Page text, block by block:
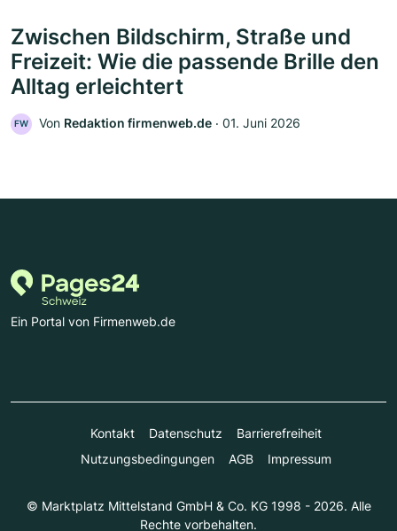
Zwischen Bildschirm, Straße und
Freizeit: Wie die passende Brille den
Alltag erleichtert
FW Von Redaktion firmenweb.de ‧ 01. Juni 2026
Ein Portal von Firmenweb.de
Kontakt Datenschutz
Barrierefreiheit
Nutzungsbedingungen
AGB Impressum
© Marktplatz Mittelstand GmbH & Co. KG 1998 - 2026. Alle
Rechte vorbehalten.